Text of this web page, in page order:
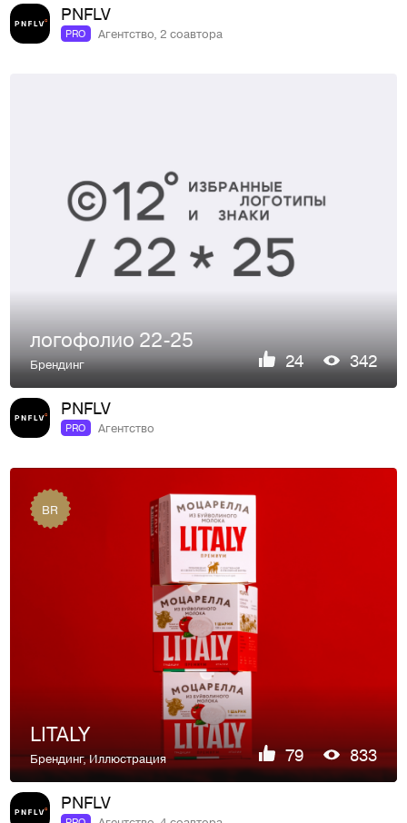
PNFLV
PRO Агентство, 2 соавтора
логофолио 22-25
Брендинг 24 342
PNFLV
PRO Агентство
BR
LITALY
Брендинг,Иллюстрация 79 833
PNFLV